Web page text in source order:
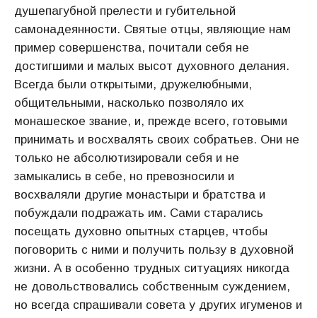
душепагубной прелести и губительной
самонадеянности. Святые отцы, являющие нам
пример совершенства, почитали себя не
достигшими и малых высот духовного делания.
Всегда были открытыми, дружелюбными,
общительными, насколько позволяло их
монашеское звание, и, прежде всего, готовыми
принимать и восхвалять своих собратьев. Они не
только не абсолютизировали себя и не
замыкались в себе, но превозносили и
восхваляли другие монастыри и братства и
побуждали подражать им. Сами старались
посещать духовно опытных старцев, чтобы
поговорить с ними и получить пользу в духовной
жизни. А в особенно трудных ситуациях никогда
не довольствовались собственным суждением,
но всегда спрашивали совета у других игуменов и